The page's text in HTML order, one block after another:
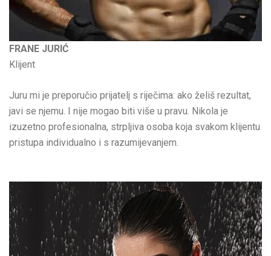
FRANE JURIĆ
Klijent
Juru mi je preporučio prijatelj s riječima: ako želiš rezultat,
javi se njemu. I nije mogao biti više u pravu. Nikola je
izuzetno profesionalna, strpljiva osoba koja svakom klijentu
pristupa individualno i s razumijevanjem.